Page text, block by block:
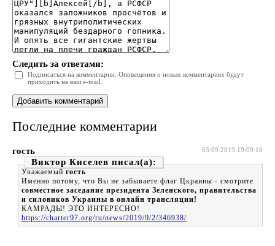
Следить за ответами:
Подписаться на комментарии. Оповещения о новых комментариях будут
приходить на ваш e-mail.
Последние комментарии
03.09.2019 19:09:16
гость
Виктор Киселев
Уважаемыйгость
Именно потому, что Вы не забываете флаг Цкраины - смотрите
совместное заседание президента Зеленского, правительства
и силовиков Украины в онлайн трансляции!
КАМРАДЫ! ЭТО ИНТЕРЕСНО!
https://charter97.org/ru/news/2019/9/2/346938/